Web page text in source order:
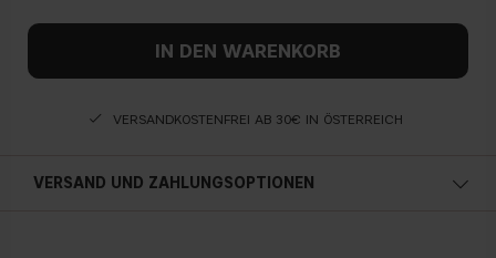
IN DEN WARENKORB
VERSANDKOSTENFREI AB 30€ IN ÖSTERREICH
VERSAND UND ZAHLUNGSOPTIONEN